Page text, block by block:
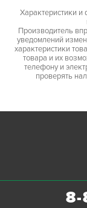
Характеристики и
Производитель
уведомлений
характеристики
товара и их
телефону и
проверять
8-